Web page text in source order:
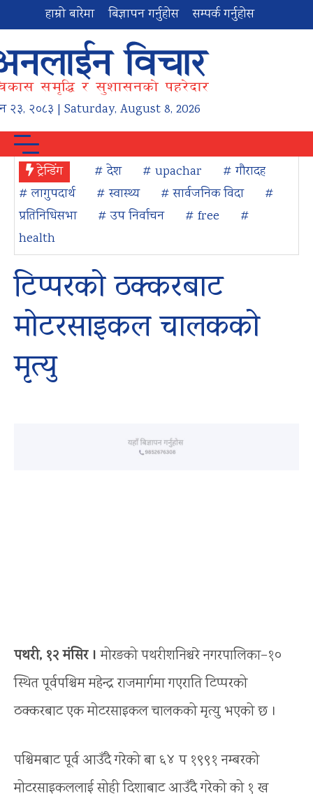
हाम्रो बारेमा बिज्ञापन गर्नुहोस सम्पर्क गर्नुहोस
२३, २०८३ | Saturday, August 8, 2026
ट्रेन्डिंग # देश # upachar
# गौरादह
# लागुपदार्थ
# स्वास्थ्य # सार्वजनिक विदा
#
प्रतिनिधिसभा
# उप निर्वाचन # free
#
health
टिप्परको ठक्करबाट
मोटरसाइकल चालकको
मृत्यु
पथरी, १२ मंसिर । मोरङको पथरीशनिश्चरे नगरपालिका–१०
स्थित पूर्वपश्चिम महेन्द्र राजमार्गमा गएराति टिप्परको
ठक्करबाट एक मोटरसाइकल चालकको मृत्यु भएको छ ।
पश्चिमबाट पूर्व आउँदै गरेको बा ६४ प १९९१ नम्बरको
मोटरसाइकललाई सोही दिशाबाट आउँदै गरेको को १ ख